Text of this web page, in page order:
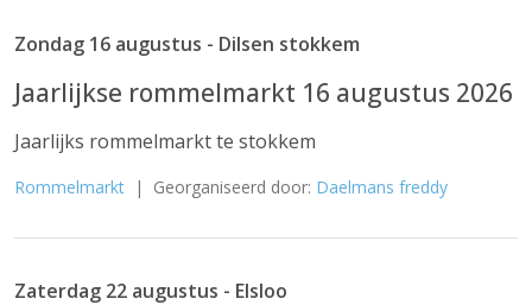
Zondag 16 augustus - Dilsen stokkem
Jaarlijkse rommelmarkt 16 augustus 2026
Jaarlijks rommelmarkt te stokkem
Rommelmarkt | Georganiseerd door: Daelmans freddy
Zaterdag 22 augustus - Elsloo